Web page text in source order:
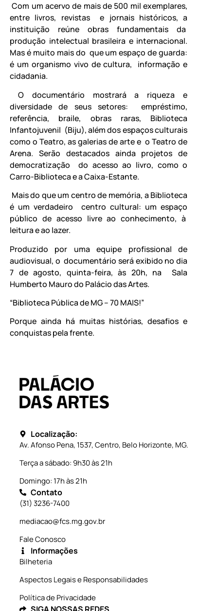
Com um acervo de mais de 500 mil exemplares,
entre livros, revistas e jornais históricos, a
instituição reúne obras fundamentais da
produção intelectual brasileira e internacional.
Mas é muito mais do que um espaço de guarda:
é um organismo vivo de cultura, informação e
cidadania.
O documentário mostrará a riqueza e
diversidade de seus setores: empréstimo,
referência, braile, obras raras, Biblioteca
Infantojuvenil (Biju), além dos espaços culturais
como o Teatro, as galerias de arte e o Teatro de
Arena. Serão destacados ainda projetos de
democratização do acesso ao livro, como o
Carro-Biblioteca e a Caixa-Estante.
Mais do que um centro de memória, a Biblioteca
é um verdadeiro centro cultural: um espaço
público de acesso livre ao conhecimento, à
leitura e ao lazer.
Produzido por uma equipe profissional de
audiovisual, o documentário será exibido no dia
7 de agosto, quinta-feira, às 20h, na Sala
Humberto Mauro do Palácio das Artes.
“Biblioteca Pública de MG – 70 MAIS!”
Porque ainda há muitas histórias, desafios e
conquistas pela frente.
Localização:
Av. Afonso Pena, 1537, Centro, Belo Horizonte, MG.
Terça a sábado: 9h30 às 21h
Domingo: 17h às 21h
Contato
(31) 3236-7400
mediacao@fcs.mg.gov.br
Fale Conosco
Informações
Bilheteria
Aspectos Legais e Responsabilidades
Política de Privacidade